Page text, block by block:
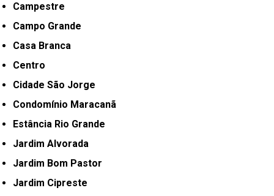
Campestre
Campo Grande
Casa Branca
Centro
Cidade São Jorge
Condomínio Maracanã
Estância Rio Grande
Jardim Alvorada
Jardim Bom Pastor
Jardim Cipreste